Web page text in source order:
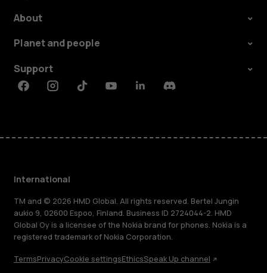
About
Planet and people
Support
FacebookInstagramTiktokYoutubeLinkedinDiscord
International
TM and © 2026 HMD Global. All rights reserved. Bertel Jungin
aukio 9, 02600 Espoo, Finland. Business ID 2724044-2. HMD
Global Oy is a licensee of the Nokia brand for phones. Nokia is a
registered trademark of Nokia Corporation.
TermsPrivacyCookie settingsEthicsSpeak Up channel